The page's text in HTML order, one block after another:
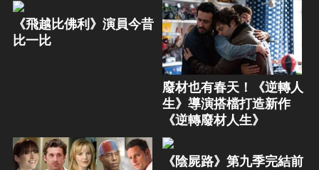
《飛越比佛利》演員今昔
比一比
廢材也有春天！《逆轉人
生》導演搭檔打造新作
《逆轉廢材人生》
《陰屍路》第九季完結前